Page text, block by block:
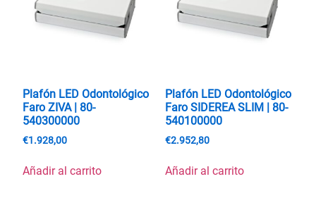
Plafón LED Odontológico
Faro ZIVA | 80-
540300000
€1.928,00
Añadir al carrito
Plafón LED Odontológico
Faro SIDEREA SLIM | 80-
540100000
€2.952,80
Añadir al carrito